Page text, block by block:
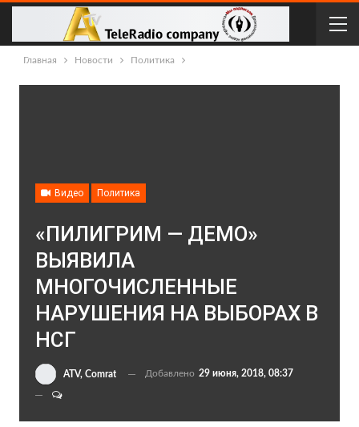
Главная Новости Политика
Видео Политика
«ПИЛИГРИМ — ДЕМО»
ВЫЯВИЛА
МНОГОЧИСЛЕННЫЕ
НАРУШЕНИЯ НА ВЫБОРАХ В
НСГ
ATV, Comrat Добавлено 29 июня, 2018, 08:37